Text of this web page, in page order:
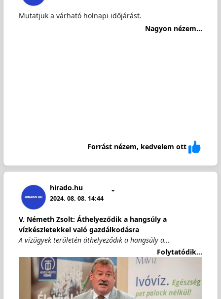
Mutatjuk a várható holnapi időjárást.
Nagyon nézem...
Forrást nézem, kedvelem ott
hirado.hu
2024. 08. 08. 14:44
V. Németh Zsolt: Áthelyeződik a hangsúly a
vízkészletekkel való gazdálkodásra
A vízügyek területén áthelyeződik a hangsúly a…
Folytatódik...